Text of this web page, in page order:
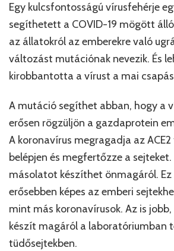
Egy kulcsfontosságú vírusfehérje
segíthetett a COVID-19 mögött
az állatokról az emberekre való
változást mutációnak nevezik. És
kirobbantotta a vírust a mai
A mutáció segíthet abban, hogy a
erősen rögzüljön a gazdaprotein
A koronavírus megragadja az
belépjen és megfertőzze a
másolatot készíthet önmagáról.
erősebben képes az emberi
mint más koronavírusok. Az is
készít magáról a laboratóriumban
tüdősejtekben.